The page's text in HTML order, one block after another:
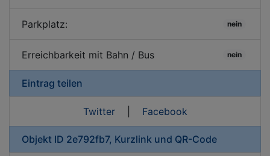
Parkplatz: nein
Erreichbarkeit mit Bahn / Bus nein
Eintrag teilen
Twitter| Facebook
Objekt ID 2e792fb7, Kurzlink und QR-Code